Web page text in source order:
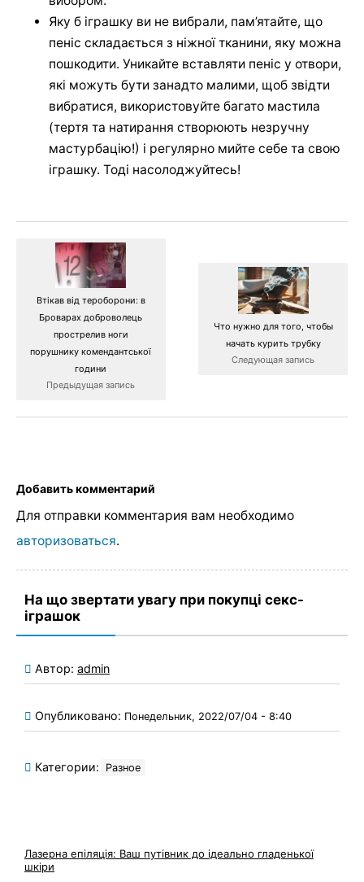
Яку б іграшку ви не вибрали, пам’ятайте, що
пеніс складається з ніжної тканини, яку можна
пошкодити. Уникайте вставляти пеніс у отвори,
які можуть бути занадто малими, щоб звідти
вибратися, використовуйте багато мастила
(тертя та натирання створюють незручну
мастурбацію!) і регулярно мийте себе та свою
іграшку. Тоді насолоджуйтесь!
Втікав від тероборони: в
Броварах доброволець
прострелив ноги
порушнику комендантської
години
Предыдущая запись
Что нужно для того, чтобы
начать курить трубку
Следующая запись
Добавить комментарий
Для отправки комментария вам необходимо
авторизоваться.
На що звертати увагу при покупці секс-
іграшок
Автор: admin
Опубликовано: Понедельник, 2022/07/04 - 8:40
Категории: Разное
Лазерна епіляція: Ваш путівник до ідеально гладенької
шкіри